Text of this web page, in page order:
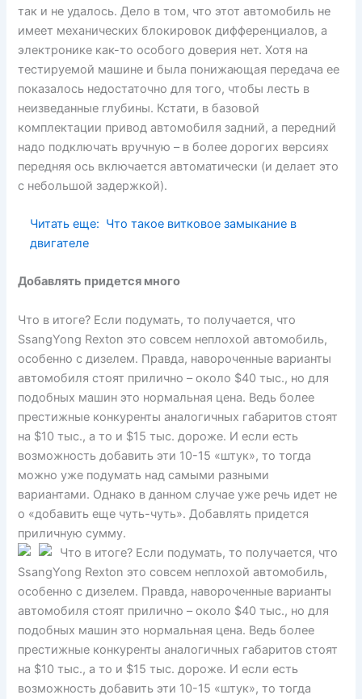
так и не удалось. Дело в том, что этот автомобиль не
имеет механических блокировок дифференциалов, а
электронике как-то особого доверия нет. Хотя на
тестируемой машине и была понижающая передача ее
показалось недостаточно для того, чтобы лесть в
неизведанные глубины. Кстати, в базовой
комплектации привод автомобиля задний, а передний
надо подключать вручную – в более дорогих версиях
передняя ось включается автоматически (и делает это
с небольшой задержкой).
Читать еще: Что такое витковое замыкание в
двигателе
Добавлять придется много
Что в итоге? Если подумать, то получается, что
SsangYong Rexton это совсем неплохой автомобиль,
особенно с дизелем. Правда, навороченные варианты
автомобиля стоят прилично – около $40 тыс., но для
подобных машин это нормальная цена. Ведь более
престижные конкуренты аналогичных габаритов стоят
на $10 тыс., а то и $15 тыс. дороже. И если есть
возможность добавить эти 10-15 «штук», то тогда
можно уже подумать над самыми разными
вариантами. Однако в данном случае уже речь идет не
о «добавить еще чуть-чуть». Добавлять придется
приличную сумму.
Что в итоге? Если подумать, то получается, что
SsangYong Rexton это совсем неплохой автомобиль,
особенно с дизелем. Правда, навороченные варианты
автомобиля стоят прилично – около $40 тыс., но для
подобных машин это нормальная цена. Ведь более
престижные конкуренты аналогичных габаритов стоят
на $10 тыс., а то и $15 тыс. дороже. И если есть
возможность добавить эти 10-15 «штук», то тогда